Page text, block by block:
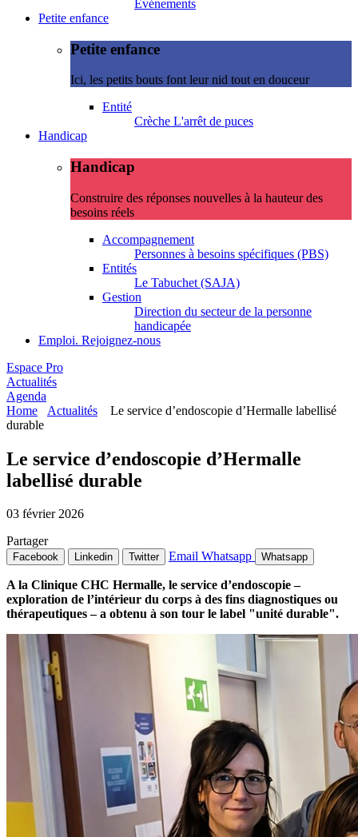
Evénements
Petite enfance
Petite enfance
Ici, les petits bouts font leur nid tout en douceur
Entité
Crèche L'arrêt de puces
Handicap
Handicap
Construire des réponses nouvelles à la hauteur des
besoins réels
Accompagnement
Personnes à besoins spécifiques (PBS)
Entités
Le Tabuchet (SAJA)
Gestion
Direction du secteur de la personne
handicapée
Emploi. Rejoignez-nous
Espace Pro
Actualités
Agenda
Home
Actualités
Le service d’endoscopie d’Hermalle labellisé
durable
Le service d’endoscopie d’Hermalle
labellisé durable
03 février 2026
Partager
Facebook Linkedin Twitter Email Whatsapp Whatsapp
A la Clinique CHC Hermalle, le service d’endoscopie –
exploration de l’intérieur du corps à des fins diagnostiques ou
thérapeutiques – a obtenu à son tour le label "unité durable".